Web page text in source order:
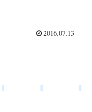
2016.07.13